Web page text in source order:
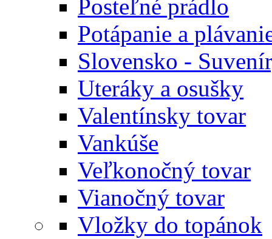
Posteľné prádlo
Potápanie a
Slovensko -
Uteráky a osušky
Valentínsky tovar
Vankúše
Veľkonočný tovar
Vianočný tovar
Vložky do topánok